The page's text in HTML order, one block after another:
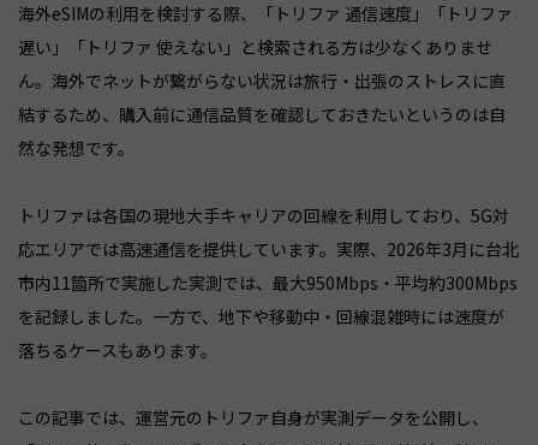
海外eSIMの利用を検討する際、「トリファ 通信速度」「トリファ
遅い」「トリファ 使えない」と検索される方は少なくありませ
ん。海外でネットが繋がらない状況は旅行・出張のストレスに直
結するため、購入前に通信品質を確認しておきたいというのは自
然な発想です。
トリファは各国の現地大手キャリアの回線を利用しており、5G対
応エリアでは高速通信を提供しています。実際、2026年3月に台北
市内11箇所で実施した実測では、最大950Mbps・平均約300Mbps
を記録しました。一方で、地下や移動中・回線混雑時には速度が
落ちるケースもあります。
この記事では、運営元のトリファ自身が実測データを公開し、